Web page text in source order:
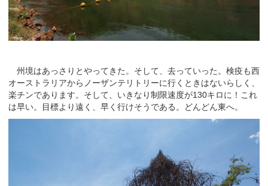
州境はあっさりとやってきた。そして、去っていった。検疫も西
オーストラリアからノーザンテリトリーに行くときはないらしく、
楽チンであります。そして、いきなり制限速度が130キロに！これ
は早い。目標より遠く、早く行けそうである。どんどん東へ。